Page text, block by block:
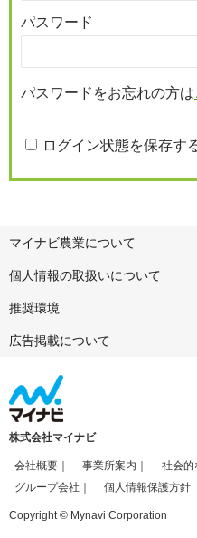
パスワード
パスワードをお忘れの方は
ログイン状態を保存す
マイナビ農業について
個人情報の取扱いについて
推奨環境
広告掲載について
株式会社マイナビ
会社概要 事業所案内 社会的
グループ会社
個人情報保護方針
Copyright © Mynavi Corporation